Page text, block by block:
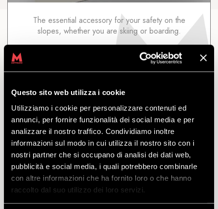
Questo sito web utilizza i cookie
Utilizziamo i cookie per personalizzare contenuti ed
annunci, per fornire funzionalità dei social media e per
analizzare il nostro traffico. Condividiamo inoltre
informazioni sul modo in cui utilizza il nostro sito con i
nostri partner che si occupano di analisi dei dati web,
pubblicità e social media, i quali potrebbero combinarle
con altre informazioni che ha fornito loro o che hanno
raccolto dal suo utilizzo dei loro servizi.
The essential accessory for your safety on the
slopes, whether you are skiing or boarding.
FREERIDE KIT
DISCOVER